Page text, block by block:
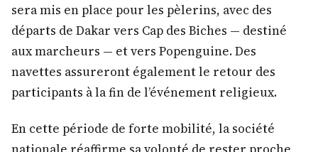
sera mis en place pour les pèlerins, avec des
départs de Dakar vers Cap des Biches — destiné
aux marcheurs — et vers Popenguine. Des
navettes assureront également le retour des
participants à la fin de l’événement religieux.
En cette période de forte mobilité, la société